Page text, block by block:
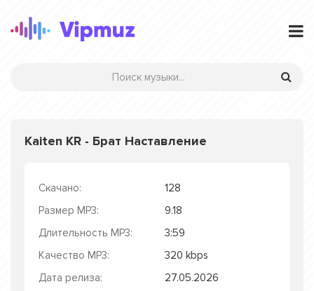
Kaiten KR - Брат Наставление
Скачано:
128
Размер MP3:
9.18
Длительность MP3:
3:59
Качество MP3:
320 kbps
Дата релиза:
27.05.2026